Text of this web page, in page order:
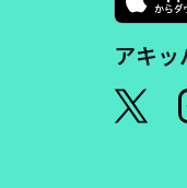
アキッ